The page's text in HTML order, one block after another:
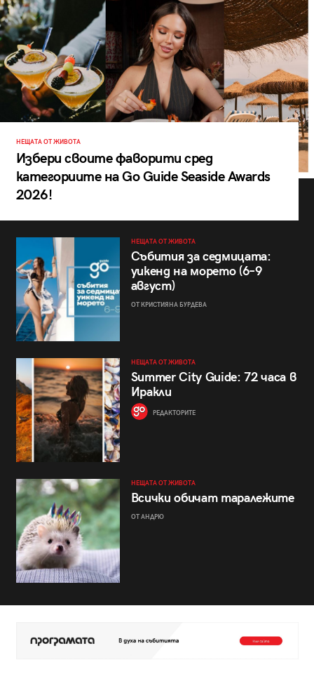
НЕЩАТА ОТ ЖИВОТА
Избери своите фаворити сред
категориите на Go Guide Seaside Awards
2026!
НЕЩАТА ОТ ЖИВОТА
Събития за седмицата:
уикенд на морето (6–9
август)
ОТ КРИСТИЯНА БУРДЕВА
НЕЩАТА ОТ ЖИВОТА
Summer City Guide: 72 часа в
Иракли
РЕДАКТОРИТЕ
НЕЩАТА ОТ ЖИВОТА
Всички обичат таралежите
ОТ АНДРЮ